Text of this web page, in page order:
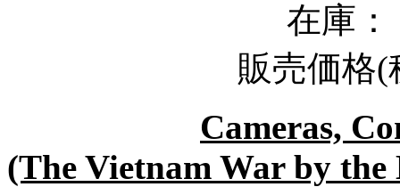
在庫：
販売価格(
Cameras,
(The Vietnam War by